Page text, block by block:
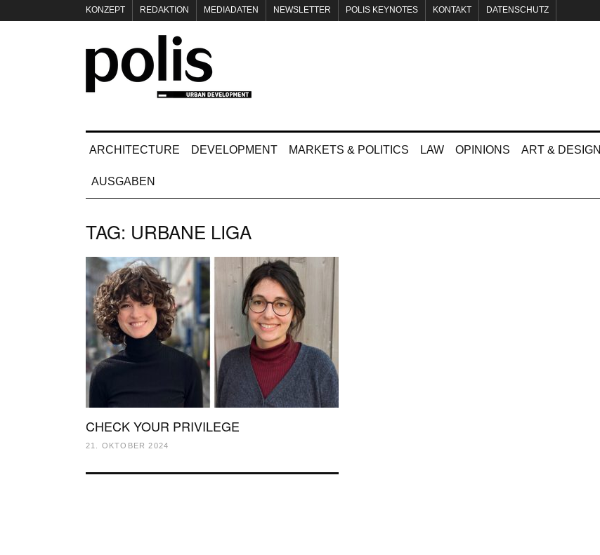
KONZEPT REDAKTION MEDIADATEN NEWSLETTER POLIS KEYNOTES KONTAKT DATENSCHUTZ
ARCHITECTURE DEVELOPMENT MARKETS & POLITICS LAW OPINIONS ART & DESIGN
AUSGABEN
TAG: URBANE LIGA
CHECK YOUR PRIVILEGE
21. OKTOBER 2024